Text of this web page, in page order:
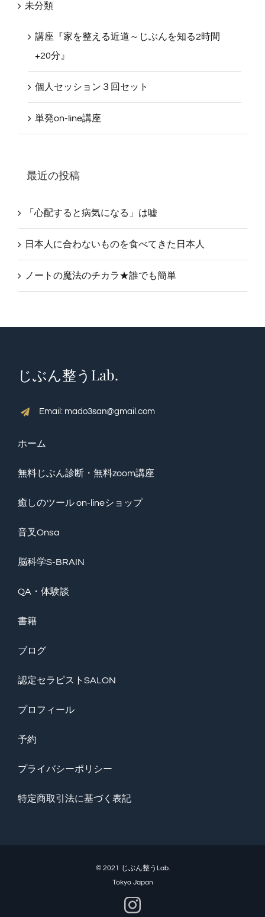
未分類
講座『家を整える近道～じぶんを知る2時間
+20分』
個人セッション３回セット
単発on-line講座
最近の投稿
「心配すると病気になる」は嘘
日本人に合わないものを食べてきた日本人
ノートの魔法のチカラ★誰でも簡単
じぶん整うLab.
Email: mado3san@gmail.com
ホーム
無料じぶん診断・無料zoom講座
癒しのツール on-lineショップ
音叉Onsa
脳科学S-BRAIN
QA・体験談
書籍
ブログ
認定セラピストSALON
プロフィール
予約
プライバシーポリシー
特定商取引法に基づく表記
© 2021 じぶん整うLab.
Tokyo Japan